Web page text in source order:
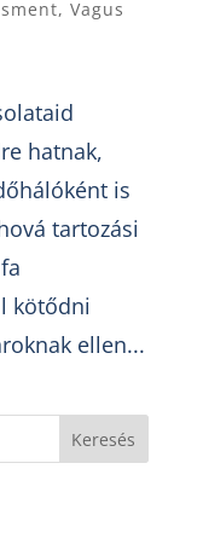
, Vagus
hatnak,
is
tartozási
kötődni
ellen...
Keresés